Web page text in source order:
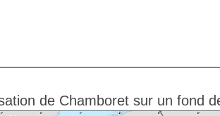
de Chamboret sur un fond